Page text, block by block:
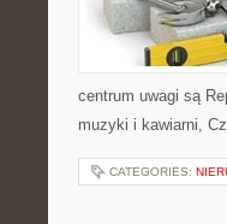
centrum uwagi są
muzyki i kawiarni,
CATEGORIES: